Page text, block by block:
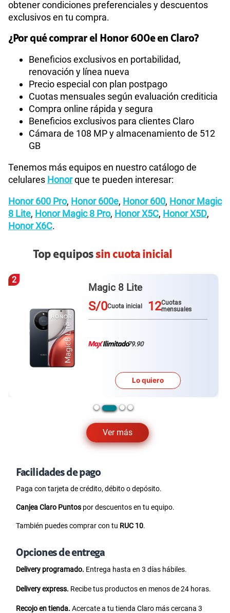
obtener condiciones preferenciales y descuentos
exclusivos en tu compra.
¿Por qué comprar el Honor 600e en Claro?
Beneficios exclusivos en portabilidad,
renovación y línea nueva
Precio especial con plan postpago
Cuotas mensuales según evaluación crediticia
Compra online rápida y segura
Beneficios exclusivos para clientes Claro
Cámara de 108 MP y almacenamiento de 512
GB
Tenemos más equipos en nuestro catálogo de
celulares Honorque te pueden interesar:
Honor 600 Pro, Honor 600e, Honor 600, Honor Magic
8 Lite, Honor Magic 8 Pro, Honor X5C, Honor X5D,
Honor X6C.
Top equipossin cuota inicial
Ver más
3
Galaxy A57
S/0Cuota inicial 12Cuotas
mensuales
79.90
Lo quiero
Facilidades de pago
Paga con tarjeta de crédito, débito o depósito.
Canjea Claro Puntos por descuentos en tu equipo.
También puedes comprar con tu RUC 10.
Opciones de entrega
Delivery programado. Entrega hasta en 3 días hábiles.
Delivery express. Recibe tus productos en menos de 24 horas.
Recojo en tienda. Acercate a tu tienda Claro más cercana 3